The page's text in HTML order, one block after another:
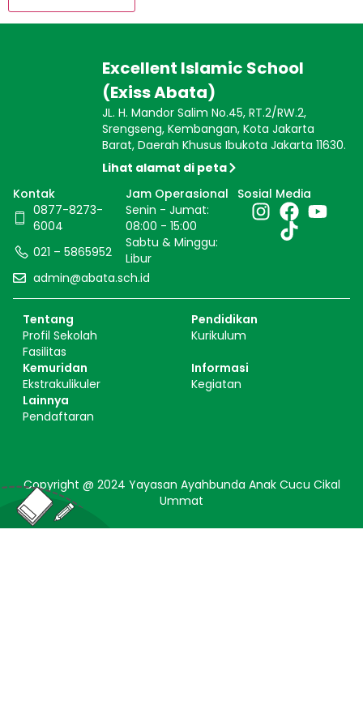
Excellent Islamic School
(Exiss Abata)
JL. H. Mandor Salim No.45, RT.2/RW.2,
Srengseng, Kembangan, Kota Jakarta
Barat, Daerah Khusus Ibukota Jakarta 11630.
Lihat alamat di peta
Kontak
0877-8273-
6004
021 – 5865952
admin@abata.sch.id
Jam Operasional
Senin - Jumat:
08:00 - 15:00
Sabtu & Minggu:
Libur
Sosial Media
Tentang
Profil Sekolah
Fasilitas
Pendidikan
Kurikulum
Kemuridan
Ekstrakulikuler
Informasi
Kegiatan
Lainnya
Pendaftaran
Copyright @ 2024 Yayasan Ayahbunda Anak Cucu Cikal
Ummat